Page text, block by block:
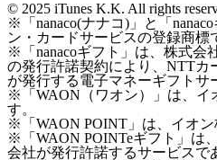
© 2025 iTunes K.K. All rights
※「nanaco(ナナコ)」と「
ン・カードサービスの登録商標
※「nanacoギフト」は、株式会
の発行許諾契約により、NTTカ
が発行する電子マネーギフトサ
※「WAON（ワオン）」は、イ
す。
※「WAON POINT」は、イオン
※「WAON POINTeギフト」は
会社が発行許諾するサービスで